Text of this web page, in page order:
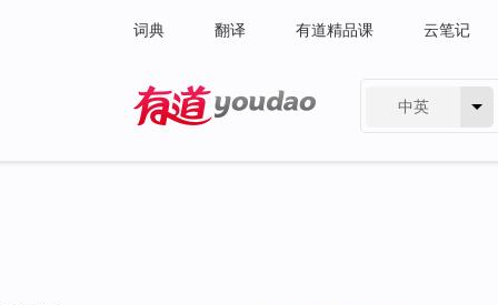
词典 翻译 有道精品课 云笔记
中英